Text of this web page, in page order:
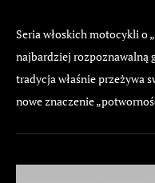
Seria włoskich motocykli o
najbardziej rozpoznawalną
tradycja właśnie przeżywa
nowe znaczenie